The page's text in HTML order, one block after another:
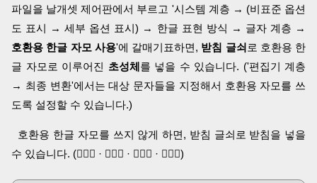
파일을 날개셋 제어판에서 부르고 '시스템 계층 → (비표준 옵션
도 표시 → 세부 옵션 표시) → 한글 표현 방식 → 글자 계층 →
호환용 한글 자모 사용'에 갈매기표하면, 받침 글쇠 로 호환용 한
글 자모로 이루어진 초성체를 넣을 수 있습니다. ('편집기 계층
→ 최종 변환'에서는 대상 문자들을 지정해서 호환용 자모를 쓰
도록 설정할 수 있습니다.)
호환용 한글 자모를 쓰지 않게 하면, 받침 글쇠로 받침을 넣을
수 있습니다. (ᅟᅠᆨ · ᅟᅠᆩ · ᅟᅠᆪ · ᅟᅠᇈ)